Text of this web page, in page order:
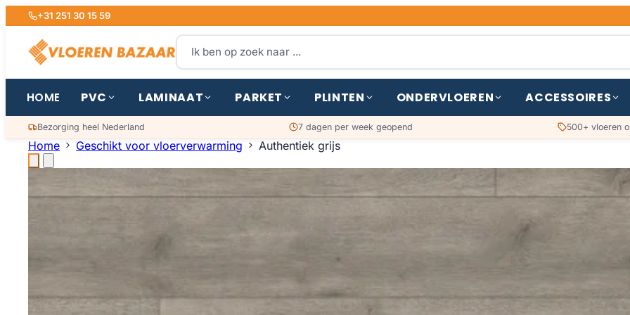
+31 251 30 15 59
HOME PVC LAMINAAT PARKET PLINTEN ONDERVLOEREN ACCESSOIRES
Bezorging heel Nederland 7 dagen per week geopend 500+ vloeren
Home Geschikt voor vloerverwarming Authentiek grijs